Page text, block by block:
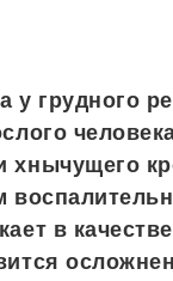
у грудного
в